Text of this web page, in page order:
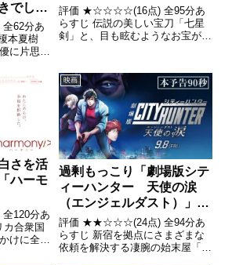
でし
~」レ
62分あ
本夏樹
に片思い
ってしま
評価 ★☆☆☆☆(16点) 全95分あ
らすじ 伝説の美しい宝刀「七星
剣」と、目も眩むようなお宝が隠
Wikipedia
さを活
ハーモ
120分あ
カ合衆国
けに全世
映画
過剰もっこり「劇場版シテ
ィーハンター 天使の涙
（エンジェルダスト）」レ
ビュー
評価 ★★☆☆☆(24点) 全94分あ
らすじ 新宿を拠点にさまざまな
依頼を解決する凄腕の始末屋「シ